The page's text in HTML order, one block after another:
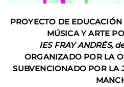
PROYECTO DE
MÚSICA Y ARTE
IES FRAY ANDRÉS,
ORGANIZADO POR LA
SUBVENCIONADO POR LA